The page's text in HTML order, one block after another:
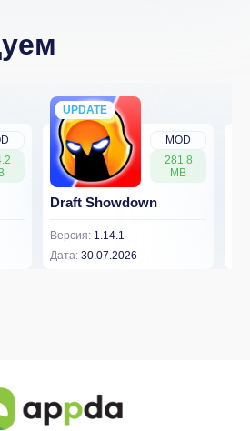
MOD
281.8
MB
UPDATE
NEW
Draft Showdown
Версия: 1.14.1
Дата: 30.07.2026